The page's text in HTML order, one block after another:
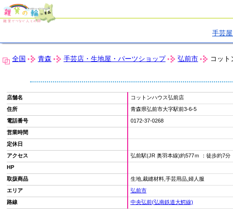
手芸
全国 青森 手芸店・生地屋・パーツショップ 弘前市 コット
店舗名
コットンハウス弘前店
住所
青森県弘前市大字駅前3-6-5
電話番号
0172-37-0268
営業時間
定休日
アクセス
弘前駅(JR 奥羽本線)約577ｍ ：徒歩約7分
HP
取扱商品
生地,裁縫材料,手芸用品,婦人服
エリア
弘前市
路線
中央弘前(弘南鉄道大鰐線)